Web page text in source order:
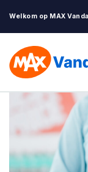
Welkom op MAX